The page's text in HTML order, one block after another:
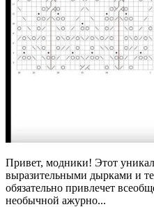
Привет, модники! Этот
выразительными дырками и
обязательно привлечет
необычной ажурно...